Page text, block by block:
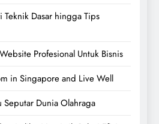
Dasar hingga Tips
Profesional Untuk Bisnis
in Singapore and Live Well
Seputar Dunia Olahraga